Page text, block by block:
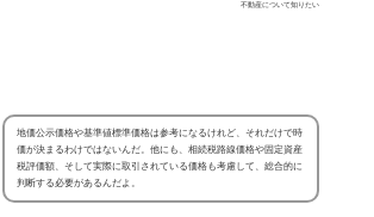
不動産について知りたい
地価公示価格や基準値標準価格は参考になるけれど、それだけで時
価が決まるわけではないんだ。他にも、相続税路線価格や固定資産
税評価額、そして実際に取引されている価格も考慮して、総合的に
判断する必要があるんだよ。